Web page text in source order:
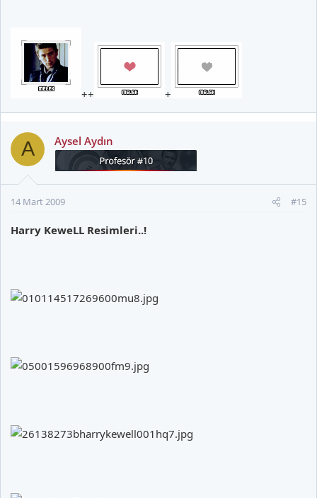
++ +
A Aysel Aydın
14 Mart 2009 #15
Harry KeweLL Resimleri..!